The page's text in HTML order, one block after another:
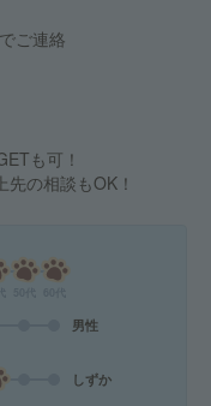
ご連絡
も可！
の相談もOK！
男性
しずか